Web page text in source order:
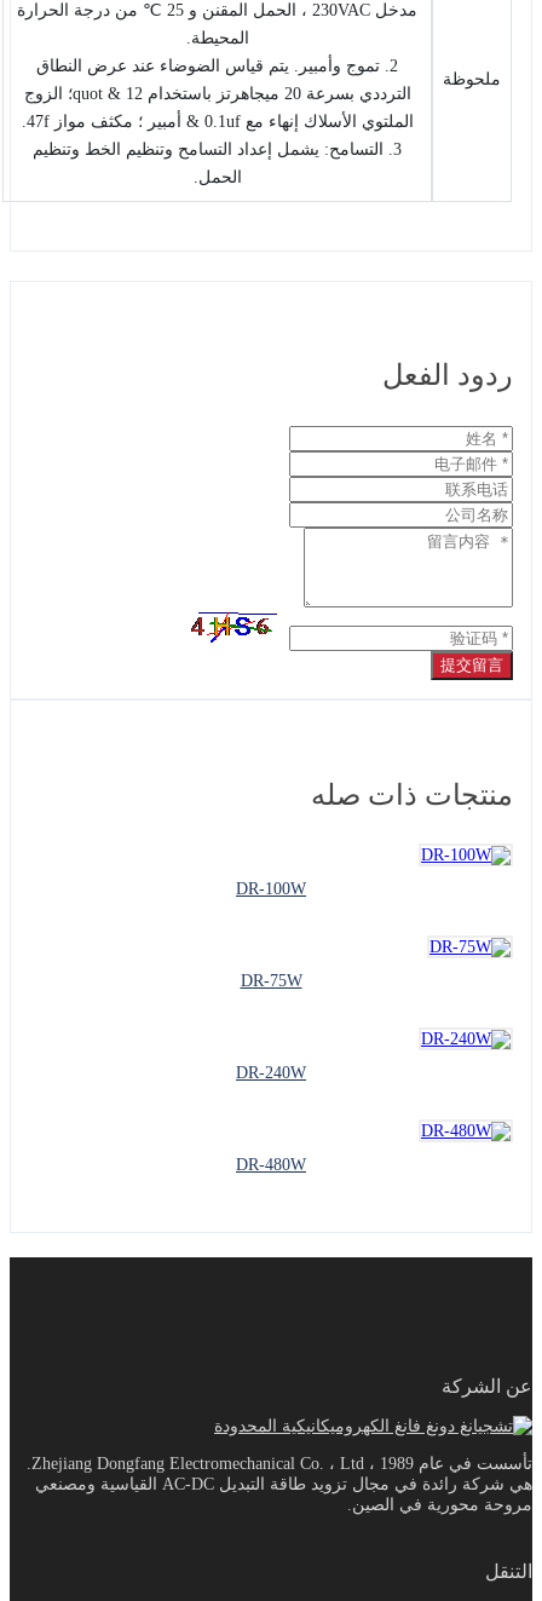
ملحوظة
مدخل 230VAC ، الحمل المقنن و 25 ℃ من درجة الحرارة
المحيطة.
2. تموج وأمبير. يتم قياس الضوضاء عند عرض النطاق
الترددي بسرعة 20 ميجاهرتز باستخدام 12 & quot؛ الزوج
الملتوي الأسلاك إنهاء مع 0.1uf & أمبير ؛ مكثف مواز 47f.
3. التسامح: يشمل إعداد التسامح وتنظيم الخط وتنظيم
الحمل.
ردود الفعل
提交留言
منتجات ذات صله
DR-100W
DR-75W
DR-240W
DR-480W
عن الشركة
هي شركة رائدة في مجال تزويد طاقة التبديل AC-DC القياسية ومصنعي
مروحة محورية في الصين.
التنقل